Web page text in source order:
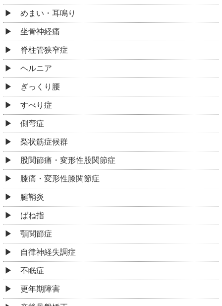
めまい・耳鳴り
坐骨神経痛
脊柱管狭窄症
ヘルニア
ぎっくり腰
すべり症
側弯症
梨状筋症候群
股関節痛・変形性股関節症
膝痛・変形性膝関節症
腱鞘炎
ばね指
顎関節症
自律神経失調症
不眠症
更年期障害